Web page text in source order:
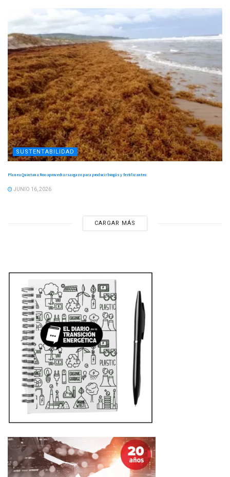
SUSTENTABILIDAD
Planea Quintana Roo aprovechar sargazo para producir biogás y fertilizantes
JUNIO 16, 2026
CARGAR MÁS